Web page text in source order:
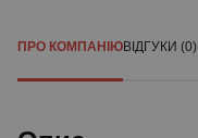
ПРО КОМПАНІЮВІДГУКИ (0)